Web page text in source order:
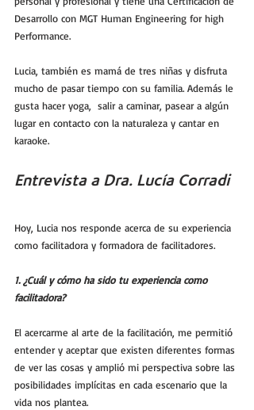
Desarrollo con MGT Human Engineering for high
Performance.
Lucia, también es mamá de tres niñas y disfruta
mucho de pasar tiempo con su familia. Además le
gusta hacer yoga,  salir a caminar, pasear a algún
lugar en contacto con la naturaleza y cantar en
karaoke.
Entrevista a Dra. Lucía Corradi
Hoy, Lucia nos responde acerca de su experiencia
como facilitadora y formadora de facilitadores.
1. ¿Cuál y cómo ha sido tu experiencia como
facilitadora?
El acercarme al arte de la facilitación, me permitió
entender y aceptar que existen diferentes formas
de ver las cosas y amplió mi perspectiva sobre las
posibilidades implícitas en cada escenario que la
vida nos plantea.